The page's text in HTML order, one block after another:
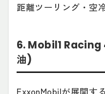
距離ツーリング・空
6. Mobil1
油)
ExxonMobilが展開す